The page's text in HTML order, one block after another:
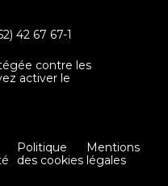
42 67 67-1
contre les
activer le
Politique
des cookies
Mentions
légales